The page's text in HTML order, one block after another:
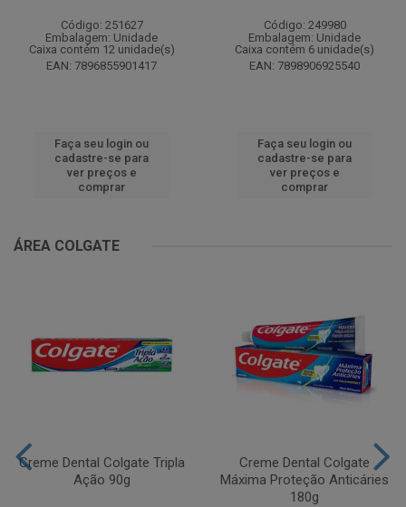
Código: 251627
Embalagem: Unidade
Caixa contém 12 unidade(s)
EAN: 7896855901417
Faça seu login ou
cadastre-se para
ver preços e
comprar
Código: 249980
Embalagem: Unidade
Caixa contém 6 unidade(s)
EAN: 7898906925540
Faça seu login ou
cadastre-se para
ver preços e
comprar
ÁREA COLGATE
Creme Dental Colgate Tripla
Ação 90g
Creme Dental Colgate
Máxima Proteção Anticáries
180g